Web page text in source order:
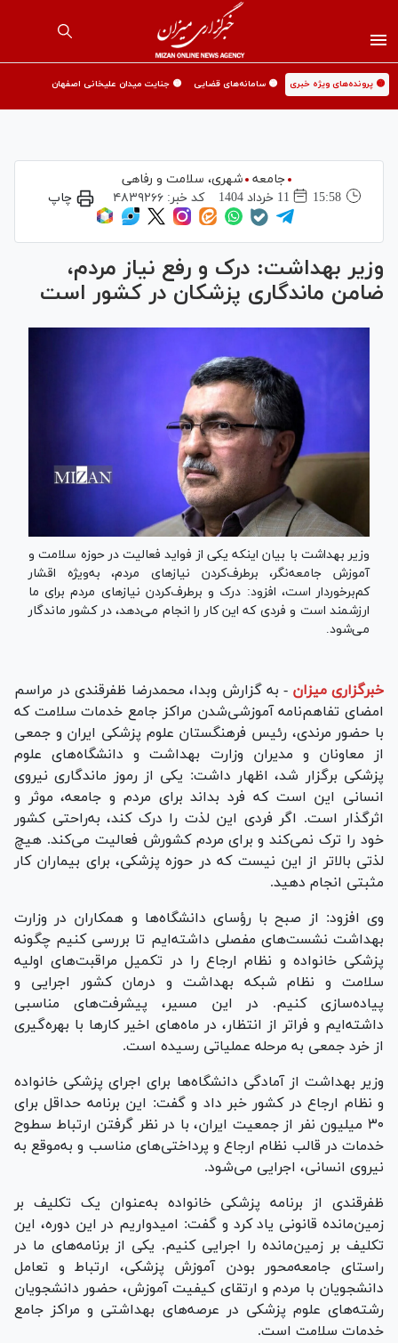
🟡 پرونده‌های ویژه خبری 🟡 سامانه‌های قضایی 🟡 جنایت میدان علیخانی اصفهان
جامعه
شهری،‌ سلامت و رفاهی
15:58
11 خرداد 1404 کد خبر: ۴۸۳۹۲۶۶ چاپ
وزیر بهداشت: درک و رفع نیاز مردم،
ضامن ماندگاری پزشکان در کشور است
وزیر بهداشت با بیان اینکه یکی از فواید فعالیت در حوزه سلامت و
آموزش جامعه‌نگر، برطرف‌کردن نیاز‌های مردم، به‌ویژه اقشار
کم‌برخوردار است، افزود: درک و برطرف‌کردن نیاز‌های مردم برای ما
ارزشمند است و فردی که این کار را انجام می‌دهد، در کشور ماندگار
می‌شود.
خبرگزاری میزان - به گزارش وبدا، محمدرضا ظفرقندی در مراسم
امضای تفاهم‌نامه آموزشی‌شدن مراکز جامع خدمات سلامت که
با حضور مرندی، رئیس فرهنگستان علوم پزشکی ایران و جمعی
از معاونان و مدیران وزارت بهداشت و دانشگاه‌های علوم
پزشکی برگزار شد، اظهار داشت: یکی از رموز ماندگاری نیروی
انسانی این است که فرد بداند برای مردم و جامعه، موثر و
اثرگذار است. اگر فردی این لذت را درک کند، به‌راحتی کشور
خود را ترک نمی‌کند و برای مردم کشورش فعالیت می‌کند. هیچ
لذتی بالاتر از این نیست که در حوزه پزشکی، برای بیماران کار
مثبتی انجام دهید.
وی افزود: از صبح با رؤسای دانشگاه‌ها و همکاران در وزارت
بهداشت نشست‌های مفصلی داشته‌ایم تا بررسی کنیم چگونه
پزشکی خانواده و نظام ارجاع را در تکمیل مراقبت‌های اولیه
سلامت و نظام شبکه بهداشت و درمان کشور اجرایی و
پیاده‌سازی کنیم. در این مسیر، پیشرفت‌های مناسبی
داشته‌ایم و فراتر از انتظار، در ماه‌های اخیر کار‌ها با بهره‌گیری
از خرد جمعی به مرحله عملیاتی رسیده است.
وزیر بهداشت از آمادگی دانشگاه‌ها برای اجرای پزشکی خانواده
و نظام ارجاع در کشور خبر داد و گفت: این برنامه حداقل برای
۳۰ میلیون نفر از جمعیت ایران، با در نظر گرفتن ارتباط سطوح
خدمات در قالب نظام ارجاع و پرداختی‌های مناسب و به‌موقع به
نیروی انسانی، اجرایی می‌شود.
ظفرقندی از برنامه پزشکی خانواده به‌عنوان یک تکلیف بر
زمین‌مانده قانونی یاد کرد و گفت: امیدواریم در این دوره، این
تکلیف بر زمین‌مانده را اجرایی کنیم. یکی از برنامه‌های ما در
راستای جامعه‌محور بودن آموزش پزشکی، ارتباط و تعامل
دانشجویان با مردم و ارتقای کیفیت آموزش، حضور دانشجویان
رشته‌های علوم پزشکی در عرصه‌های بهداشتی و مراکز جامع
خدمات سلامت است.